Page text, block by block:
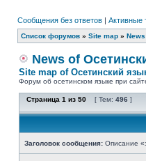
Сообщения без ответов | Активные
Список форумов » Site map »
News of
Site map of Осетинский
Форум об осетинском языке при
Страница 1 из 50 [ Тем: 496 ]
Заголовок сообщения: Описание